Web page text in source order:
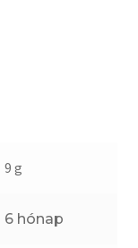
9 g
6 hónap